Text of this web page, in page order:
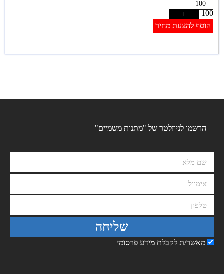
100
+
הוסף להצעת מחיר
הרשמו לניוזלטר של "מתנות משמיים"
מאשר/ת לקבלת מידע פרסומי
שליחה